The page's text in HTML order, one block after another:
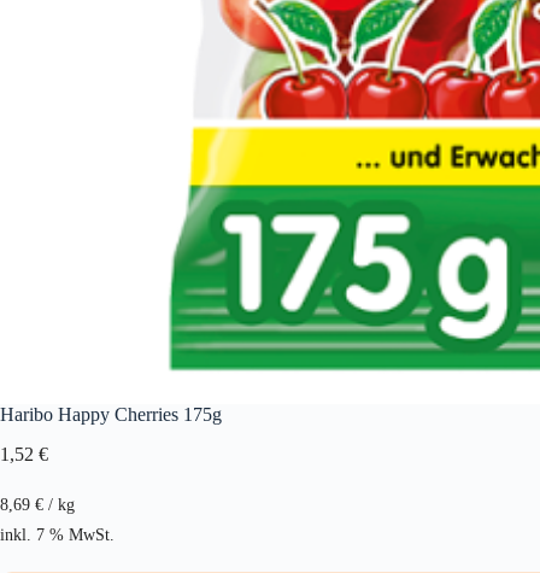
Haribo Happy Cherries 175g
1,52 €
8,69 € / kg
inkl. 7 % MwSt.